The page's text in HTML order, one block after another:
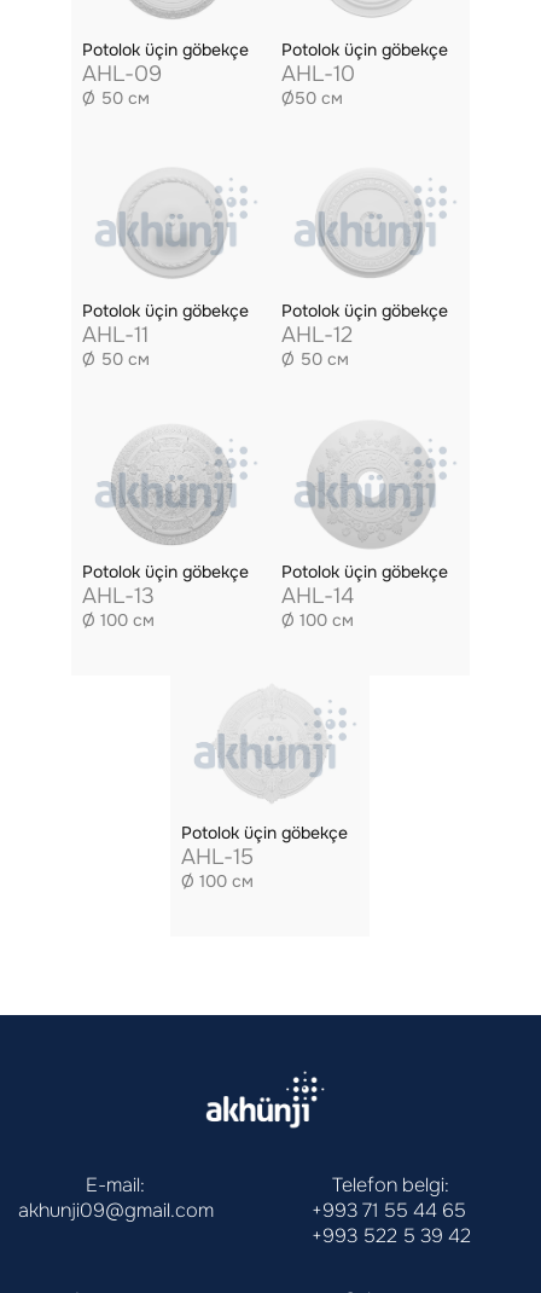
Potolok üçin göbekçe
AHL-09
Ø 50 см
Potolok üçin göbekçe
AHL-10
Ø50 см
Potolok üçin göbekçe
AHL-11
Ø 50 см
Potolok üçin göbekçe
AHL-12
Ø 50 см
Potolok üçin göbekçe
AHL-13
Ø 100 см
Potolok üçin göbekçe
AHL-14
Ø 100 см
Potolok üçin göbekçe
AHL-15
Ø 100 см
E-mail:
akhunji09@gmail.com
Telefon belgi:
+993 71 55 44 65
+993 522 5 39 42